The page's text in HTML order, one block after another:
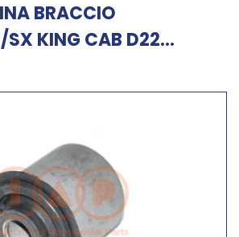
BRACCIO
SX KING CAB D22...